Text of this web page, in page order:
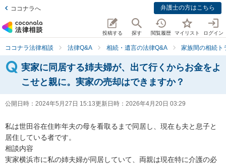
ココナラへ 弁護士の方はこちら
投稿する 探す 閲覧履歴 マイリスト ログイン
ココナラ法律相談 法律Q&A 相続・遺言の法律Q&A 家族間の相続ト
実家に同居する姉夫婦が、出て行くからお金をよ
こせと親に。実家の売却はできますか？
公開日時： 2024年5月27日 15:13更新日時： 2026年4月20日 03:29
私は世田谷在住昨年夫の母を看取るまで同居し、現在も夫と息子と
居住している者です。
相談内容
実家横浜市に私の姉夫婦が同居していて、両親は現在特に介護の必